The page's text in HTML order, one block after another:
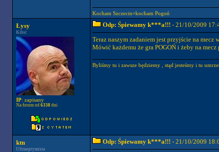
Kocham Szczecin=kocham Pogoń
Łysy
Kibic
IP: zapisany
Na forum od 6338dni
Odp: Śpiewamy k***a!!! - 21/10/2009
Teraz naszym zadaniem jest przyjście na
Mówić każdemu że gra POGOŃ i żeby na
Byliśmy tu i zawsze będziemy , stąd jesteśmy i tu
ktn
Ultraoptymista
Odp: Śpiewamy k***a!!! - 21/10/2009